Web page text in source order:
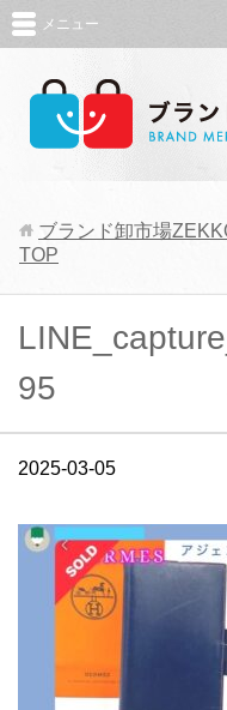
メニュー
ブランド卸市場
TOP
95
2025-03-05